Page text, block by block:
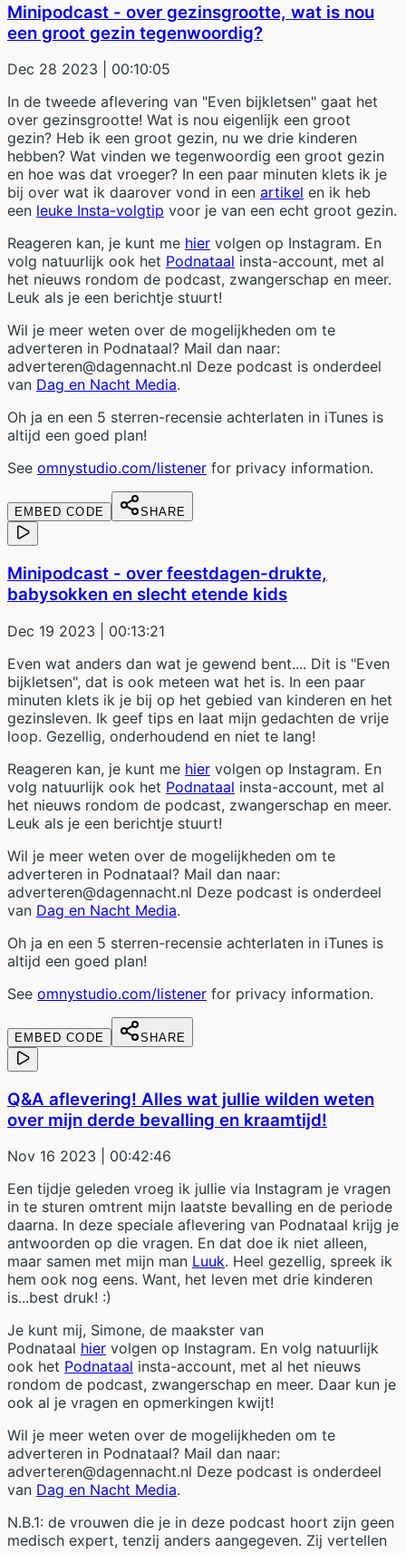
Minipodcast - over gezinsgrootte, wat is nou
een groot gezin tegenwoordig?
Dec 28 2023 | 00:10:05
In de tweede aflevering van "Even bijkletsen" gaat het
over gezinsgrootte! Wat is nou eigenlijk een groot
gezin? Heb ik een groot gezin, nu we drie kinderen
hebben? Wat vinden we tegenwoordig een groot gezin
en hoe was dat vroeger? In een paar minuten klets ik je
bij over wat ik daarover vond in een artikel en ik heb
een leuke Insta-volgtip voor je van een echt groot gezin.
Reageren kan, je kunt me hier volgen op Instagram. En
volg natuurlijk ook het Podnataal insta-account, met al
het nieuws rondom de podcast, zwangerschap en meer.
Leuk als je een berichtje stuurt!
Wil je meer weten over de mogelijkheden om te
adverteren in Podnataal? Mail dan naar:
adverteren@dagennacht.nl Deze podcast is onderdeel
van Dag en Nacht Media.
Oh ja en een 5 sterren-recensie achterlaten in iTunes is
altijd een goed plan!
See omnystudio.com/listener for privacy information.
EMBED CODE SHARE
Minipodcast - over feestdagen-drukte,
babysokken en slecht etende kids
Dec 19 2023 | 00:13:21
Even wat anders dan wat je gewend bent.... Dit is "Even
bijkletsen", dat is ook meteen wat het is. In een paar
minuten klets ik je bij op het gebied van kinderen en het
gezinsleven. Ik geef tips en laat mijn gedachten de vrije
loop. Gezellig, onderhoudend en niet te lang!
Reageren kan, je kunt me hier volgen op Instagram. En
volg natuurlijk ook het Podnataal insta-account, met al
het nieuws rondom de podcast, zwangerschap en meer.
Leuk als je een berichtje stuurt!
Wil je meer weten over de mogelijkheden om te
adverteren in Podnataal? Mail dan naar:
adverteren@dagennacht.nl Deze podcast is onderdeel
van Dag en Nacht Media.
Oh ja en een 5 sterren-recensie achterlaten in iTunes is
altijd een goed plan!
See omnystudio.com/listener for privacy information.
EMBED CODE SHARE
Q&A aflevering! Alles wat jullie wilden weten
over mijn derde bevalling en kraamtijd!
Nov 16 2023 | 00:42:46
Een tijdje geleden vroeg ik jullie via Instagram je vragen
in te sturen omtrent mijn laatste bevalling en de periode
daarna. In deze speciale aflevering van Podnataal krijg je
antwoorden op die vragen. En dat doe ik niet alleen,
maar samen met mijn man Luuk. Heel gezellig, spreek ik
hem ook nog eens. Want, het leven met drie kinderen
is...best druk! :)
Je kunt mij, Simone, de maakster van
Podnataal hier volgen op Instagram. En volg natuurlijk
ook het Podnataal insta-account, met al het nieuws
rondom de podcast, zwangerschap en meer. Daar kun je
ook al je vragen en opmerkingen kwijt!
Wil je meer weten over de mogelijkheden om te
adverteren in Podnataal? Mail dan naar:
adverteren@dagennacht.nl Deze podcast is onderdeel
van Dag en Nacht Media.
N.B.1: de vrouwen die je in deze podcast hoort zijn geen
medisch expert, tenzij anders aangegeven. Zij vertellen